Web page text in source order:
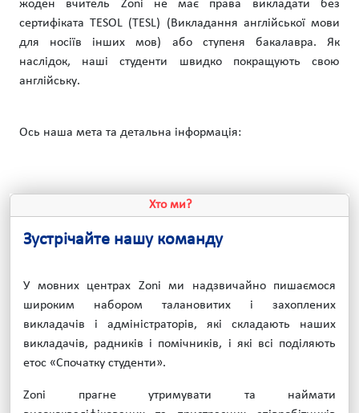
жоден вчитель Zoni не має права викладати без
сертифіката TESOL (TESL) (Викладання англійської мови
для носіїв інших мов) або ступеня бакалавра. Як
наслідок, наші студенти швидко покращують свою
англійську.
Ось наша мета та детальна інформація:
Хто ми?
Зустрічайте нашу команду
У мовних центрах Zoni ми надзвичайно пишаємося
широким набором талановитих і захоплених
викладачів і адміністраторів, які складають наших
викладачів, радників і помічників, і які всі поділяють
етос «Спочатку студенти».
Zoni прагне утримувати та наймати